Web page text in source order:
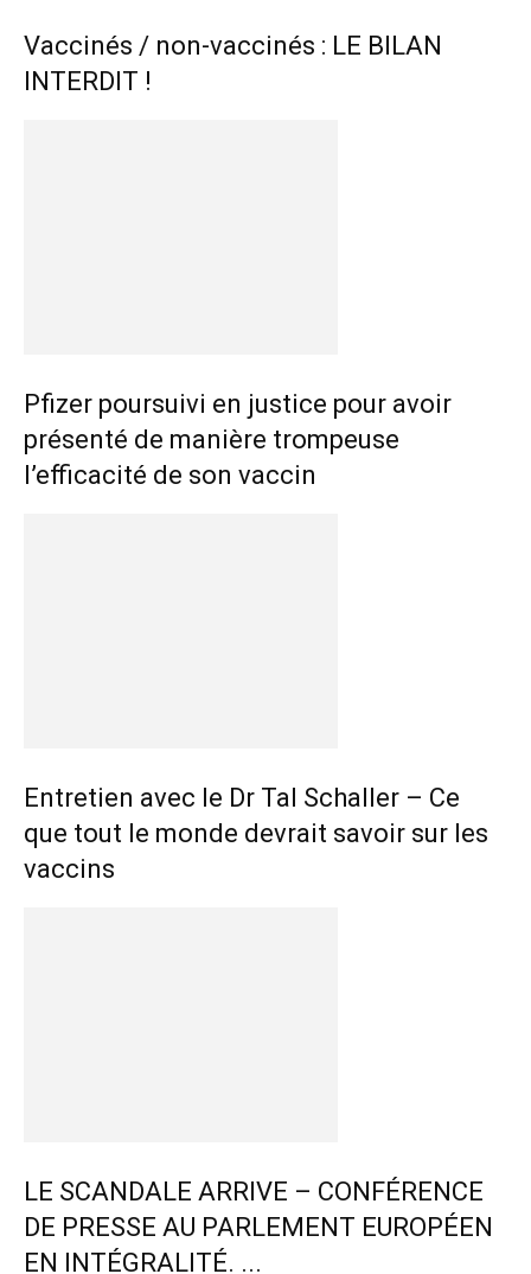
Vaccinés / non-vaccinés : LE BILAN
INTERDIT !
Pfizer poursuivi en justice pour avoir
présenté de manière trompeuse
l’efficacité de son vaccin
Entretien avec le Dr Tal Schaller – Ce
que tout le monde devrait savoir sur les
vaccins
LE SCANDALE ARRIVE – CONFÉRENCE
DE PRESSE AU PARLEMENT EUROPÉEN
EN INTÉGRALITÉ. ...